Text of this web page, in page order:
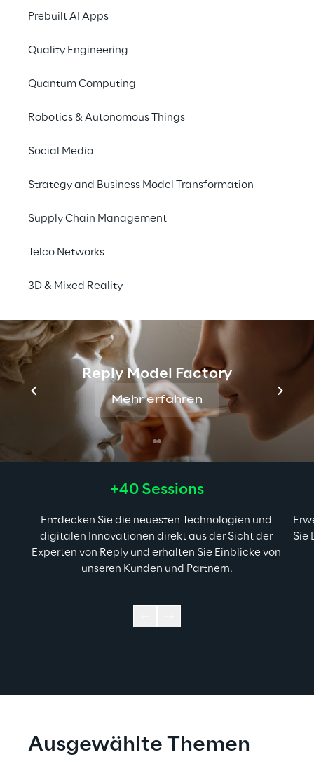
Prebuilt AI Apps
Quality Engineering
Quantum Computing
Robotics & Autonomous Things
Social Media
Strategy and Business Model Transformation
Supply Chain Management
Telco Networks
3D & Mixed Reality
Reply Model Factory
Mehr erfahren
Agentic AI
Demos, knüpfen Sie Kontakte zu anderen
von praxisnahen Sessions, in denen unsere
mit Ihnen teilen.
Highlights der
+40 Sessions
Entdecken Sie die neuesten Technologien und
digitalen Innovationen direkt aus der Sicht der
Experten von Reply und erhalten Sie Einblicke von
unseren Kunden und Partnern.
Sie
Ausgewählte Themen